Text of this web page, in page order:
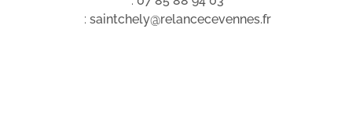
: saintchely@relancecevennes.fr